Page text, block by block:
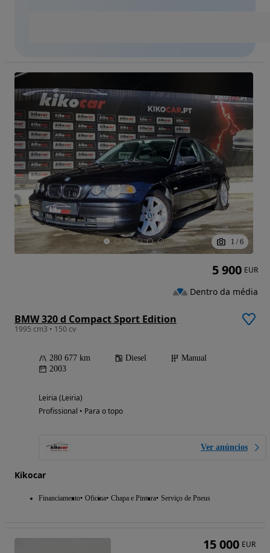
1 / 6
BMW 320 d Compact Sport Edition
1995 cm3 • 150 cv
280 677 km Diesel
Manual
2003
Leiria (Leiria)
Profissional • Para o topo
Ver anúncios
Kikocar
Financiamento Oficina Chapa e Pintura Serviço de Pneus
5 900 EUR
Dentro da média
15 000 EUR